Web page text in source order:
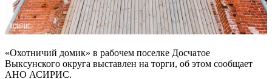
«Охотничий домик» в рабочем поселке Досчатое
Выксунского округа выставлен на торги, об этом сообщает
АНО АСИРИС.